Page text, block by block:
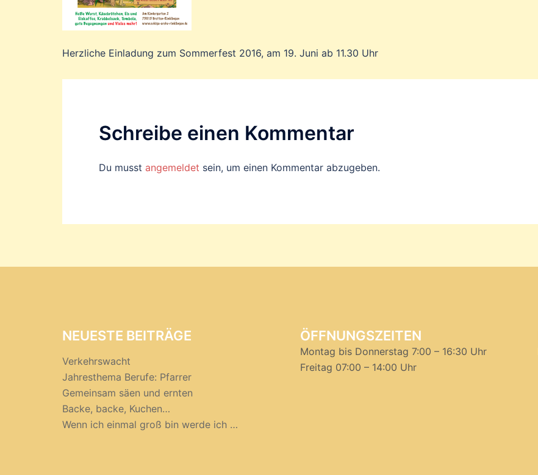
Herzliche Einladung zum Sommerfest 2016, am 19. Juni ab 11.30 Uhr
Schreibe einen Kommentar
Du musst angemeldet sein, um einen Kommentar abzugeben.
NEUESTE BEITRÄGE
Verkehrswacht
Jahresthema Berufe: Pfarrer
Gemeinsam säen und ernten
Backe, backe, Kuchen…
Wenn ich einmal groß bin werde ich …
ÖFFNUNGSZEITEN
Montag bis Donnerstag 7:00 – 16:30 Uhr
Freitag 07:00 – 14:00 Uhr